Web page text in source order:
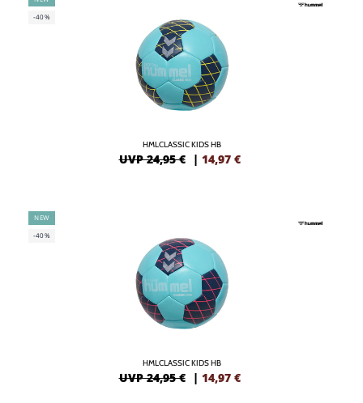
-40%
HMLCLASSIC KIDS HB
UVP 24,95 € | 14,97 €
NEW
-40%
HMLCLASSIC KIDS HB
UVP 24,95 € | 14,97 €